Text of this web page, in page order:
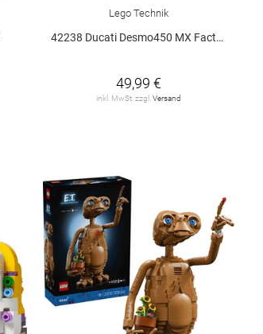
Lego Technik
42238 Ducati Desmo450 MX Factory M.. V29
49,99 €
inkl. MwSt. zzgl.Versand